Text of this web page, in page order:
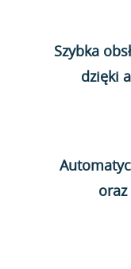
Szybka
dzięki